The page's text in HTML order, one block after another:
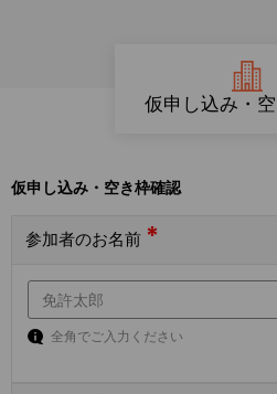
仮申し込み・
仮申し込み・空き枠確認
参加者のお名前 *
全角でご入力ください